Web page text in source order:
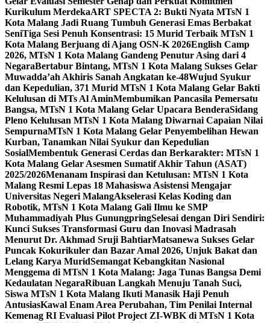
Kurikulum MerdekaART SPECTA 2: Bukti Nyata MTsN 1
Kota Malang Jadi Ruang Tumbuh Generasi Emas Berbakat
SeniTiga Sesi Penuh Konsentrasi: 15 Murid Terbaik MTsN 1
Kota Malang Berjuang di Ajang OSN-K 2026English Camp
2026, MTsN 1 Kota Malang Gandeng Penutur Asing dari 4
NegaraBertabur Bintang, MTsN 1 Kota Malang Sukses Gelar
Muwadda’ah Akhiris Sanah Angkatan ke-48Wujud Syukur
dan Kepedulian, 371 Murid MTsN 1 Kota Malang Gelar Bakti
Kelulusan di MTs Al AminMembumikan Pancasila Pemersatu
Bangsa, MTsN 1 Kota Malang Gelar Upacara BenderaSidang
Pleno Kelulusan MTsN 1 Kota Malang Diwarnai Capaian Nilai
SempurnaMTsN 1 Kota Malang Gelar Penyembelihan Hewan
Kurban, Tanamkan Nilai Syukur dan Kepedulian
SosialMembentuk Generasi Cerdas dan Berkarakter: MTsN 1
Kota Malang Gelar Asesmen Sumatif Akhir Tahun (ASAT)
2025/2026Menanam Inspirasi dan Ketulusan: MTsN 1 Kota
Malang Resmi Lepas 18 Mahasiswa Asistensi Mengajar
Universitas Negeri MalangAkselerasi Kelas Koding dan
Robotik, MTsN 1 Kota Malang Gali Ilmu ke SMP
Muhammadiyah Plus GunungpringSelesai dengan Diri Sendiri:
Kunci Sukses Transformasi Guru dan Inovasi Madrasah
Menurut Dr. Akhmad Sruji BahtiarMatsanewa Sukses Gelar
Puncak Kokurikuler dan Bazar Amal 2026, Unjuk Bakat dan
Lelang Karya MuridSemangat Kebangkitan Nasional
Menggema di MTsN 1 Kota Malang: Jaga Tunas Bangsa Demi
Kedaulatan NegaraRibuan Langkah Menuju Tanah Suci,
Siswa MTsN 1 Kota Malang Ikuti Manasik Haji Penuh
AntusiasKawal Enam Area Perubahan, Tim Penilai Internal
Kemenag RI Evaluasi Pilot Project ZI-WBK di MTsN 1 Kota